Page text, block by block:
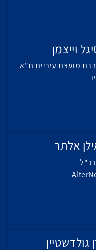
וייצמן
מועצת עיריית ת"א
אלתר
גולדשטיין